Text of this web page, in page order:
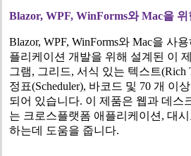
Blazor, WPF, WinForms와 Mac을
Blazor, WPF, WinForms와 Mac을 사
플리케이션 개발을 위해 설계된 이
그램, 그리드, 서식 있는 텍스트(Rich
정표(Scheduler), 바코드 및 70 개 이
되어 있습니다. 이 제품은 웹과 데스
는 크로스플랫폼 애플리케이션, 대
하는데 도움을 줍니다.